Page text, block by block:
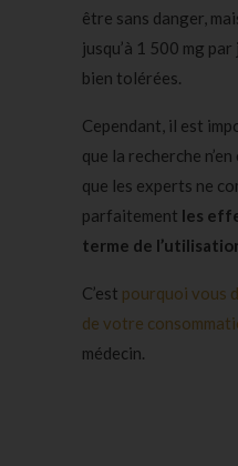
être sans danger,
jusqu’à 1 500 mg
bien tolérées.
Cependant, il est
que la recherche
que les experts ne
parfaitement les
terme de
C’est pourquoi vous
de votre
médecin.